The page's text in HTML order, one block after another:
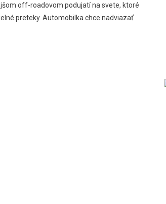
off-roadovom podujatí na svete, ktoré
preteky. Automobilka chce nadviazať